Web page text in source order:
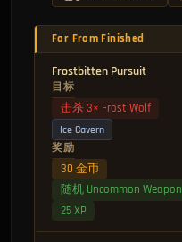
Far From Finished
Frostbitten Pursuit
目标
击杀 3× Frost Wolf
Ice Cavern
奖励
30 金币
随机 Uncommon Weapon
25 XP